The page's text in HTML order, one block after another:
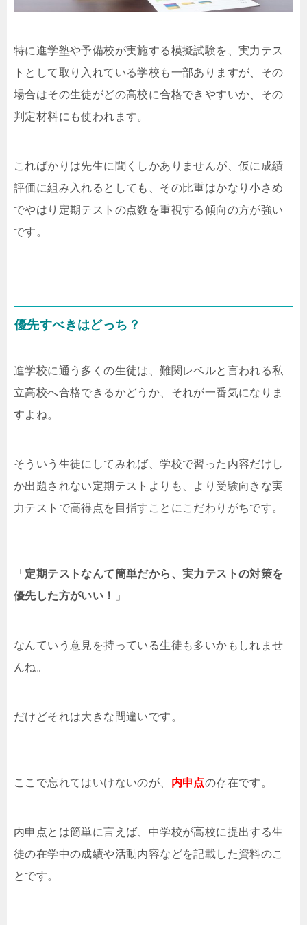
特に進学塾や予備校が実施する模擬試験を、実力テス
トとして取り入れている学校も一部ありますが、その
場合はその生徒がどの高校に合格できやすいか、その
判定材料にも使われます。
こればかりは先生に聞くしかありませんが、仮に成績
評価に組み入れるとしても、その比重はかなり小さめ
でやはり定期テストの点数を重視する傾向の方が強い
です。
優先すべきはどっち？
進学校に通う多くの生徒は、難関レベルと言われる私
立高校へ合格できるかどうか、それが一番気になりま
すよね。
そういう生徒にしてみれば、学校で習った内容だけし
か出題されない定期テストよりも、より受験向きな実
力テストで高得点を目指すことにこだわりがちです。
「 定期テストなんて簡単だから、実力テストの対策を
優先した方がいい！
」
なんていう意見を持っている生徒も多いかもしれませ
んね。
だけどそれは大きな間違いです。
ここで忘れてはいけないのが、 内申点の存在です。
内申点とは簡単に言えば、中学校が高校に提出する生
徒の在学中の成績や活動内容などを記載した資料のこ
とです。